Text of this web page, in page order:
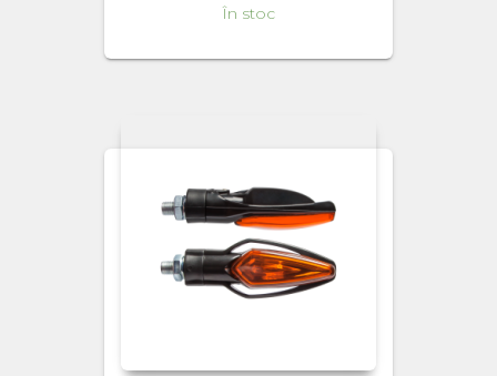
În stoc